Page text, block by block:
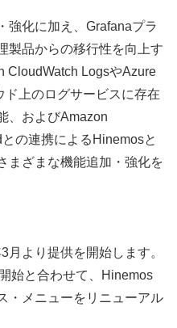
化に加え、Grafanaプラ
製品からの移行性を向上す
CloudWatch LogsやAzure
ド上のログサービスに存在
、およびAmazon
の連携によるHinemosと
まざまな機能追加・強化を
より提供を開始します。
始と合わせて、Hinemos
・メニューをリニューアル